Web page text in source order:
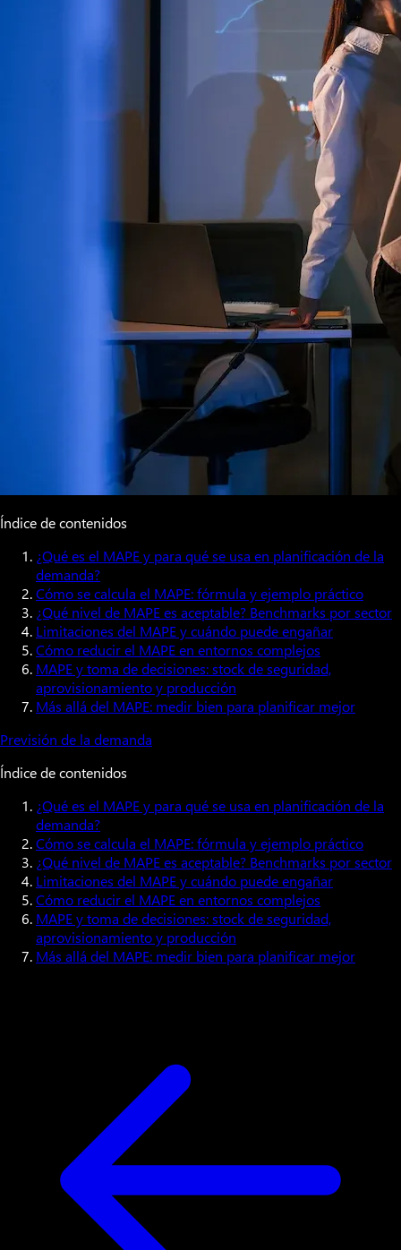
Índice de contenidos
¿Qué es el MAPE y para qué se usa en planificación de la
demanda?
Cómo se calcula el MAPE: fórmula y ejemplo práctico
¿Qué nivel de MAPE es aceptable? Benchmarks por sector
Limitaciones del MAPE y cuándo puede engañar
Cómo reducir el MAPE en entornos complejos
MAPE y toma de decisiones: stock de seguridad,
aprovisionamiento y producción
Más allá del MAPE: medir bien para planificar mejor
Previsión de la demanda
Índice de contenidos
¿Qué es el MAPE y para qué se usa en planificación de la
demanda?
Cómo se calcula el MAPE: fórmula y ejemplo práctico
¿Qué nivel de MAPE es aceptable? Benchmarks por sector
Limitaciones del MAPE y cuándo puede engañar
Cómo reducir el MAPE en entornos complejos
MAPE y toma de decisiones: stock de seguridad,
aprovisionamiento y producción
Más allá del MAPE: medir bien para planificar mejor